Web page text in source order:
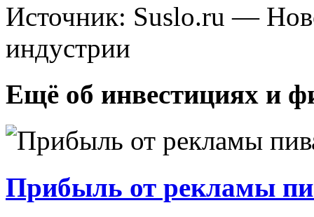
Источник: Suslo.ru —
индустрии
Ещё об инвестициях и
Прибыль от рекламы